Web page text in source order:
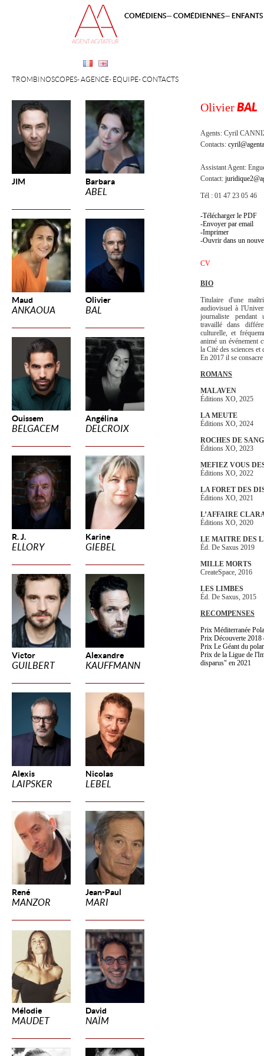
JIM Barbara
ABEL
Maud
ANKAOUA
Olivier
BAL
Ouissem
BELGACEM
Angélina
DELCROIX
R. J.
ELLORY
Karine
GIEBEL
Victor
GUILBERT
Alexandre
KAUFFMANN
Alexis
LAIPSKER
Nicolas
LEBEL
René
MANZOR
Jean-Paul
MARI
Mélodie
MAUDET
David
NAÏM
TROMBINOSCOPES AGENCE ÉQUIPE CONTACTS
COMÉDIENS COMÉDIENNES
OlivierBAL
Agents: Cyril
Contacts:
Assistant Agent:
Contact:
Tél : 01 47 23 05 46
Télécharger le PDF
Envoyer par email
Imprimer
Ouvrir dans un
CV
BIO
Titulaire d'une
audiovisuel à
journaliste pendant
travaillé dans
culturelle, et
animé un événement
la Cité des sciences
En 2017 il se
ROMANS
MALAVEN
Éditions XO, 2025
LA MEUTE
Éditions XO, 2024
ROCHES DE SANG
Éditions XO, 2023
MEFIEZ VOUS
Éditions XO, 2022
LA FORET DES
Éditions XO, 2021
L’AFFAIRE
Éditions XO, 2020
LE MAITRE DES
Éd. De Saxus 2019
MILLE MORTS
CreateSpace, 2016
LES LIMBES
Éd. De Saxus, 2015
RECOMPENSES
Prix Méditerranée
Prix Découverte 2018
Prix Le Géant du
Prix de la Ligue de
disparus" en 2021